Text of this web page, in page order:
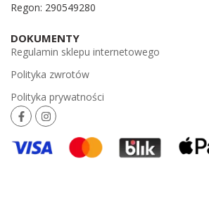
Regon: 290549280
DOKUMENTY
Regulamin sklepu internetowego
Polityka zwrotów
Polityka prywatności